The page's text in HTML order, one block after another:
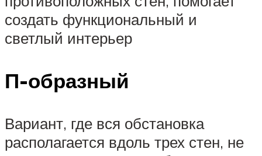
создать функциональный и
светлый интерьер
П-образный
Вариант, где вся обстановка
располагается вдоль трех стен, не